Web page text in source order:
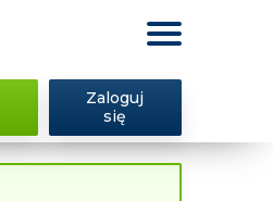
Zaloguj
się